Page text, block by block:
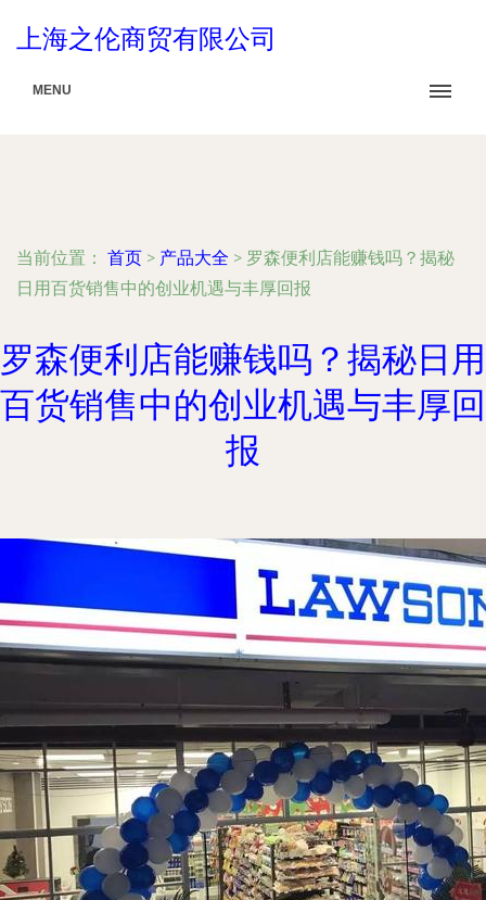
上海之伦商贸有限公司
MENU
当前位置： 首页 > 产品大全 > 罗森便利店能赚钱吗？揭秘
日用百货销售中的创业机遇与丰厚回报
罗森便利店能赚钱吗？揭秘日用
百货销售中的创业机遇与丰厚回
报